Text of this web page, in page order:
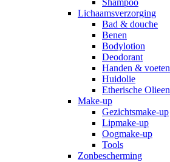
Shampoo
Lichaamsverzorging
Bad & douche
Benen
Bodylotion
Deodorant
Handen & voeten
Huidolie
Etherische Olieen
Make-up
Gezichtsmake-up
Lipmake-up
Oogmake-up
Tools
Zonbescherming